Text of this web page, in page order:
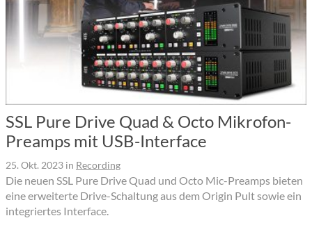
SSL Pure Drive Quad & Octo Mikrofon-
Preamps mit USB-Interface
25. Okt. 2023 in Recording
Die neuen SSL Pure Drive Quad und Octo Mic-Preamps bieten
eine erweiterte Drive-Schaltung aus dem Origin Pult sowie ein
integriertes Interface.